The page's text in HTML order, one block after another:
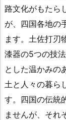
路文化がもたら
が、四国各地の
ます。土佐打刃
漆器の5つの技
とした温かみ
土と人々の暮ら
す。四国の伝統
ませんが、それ